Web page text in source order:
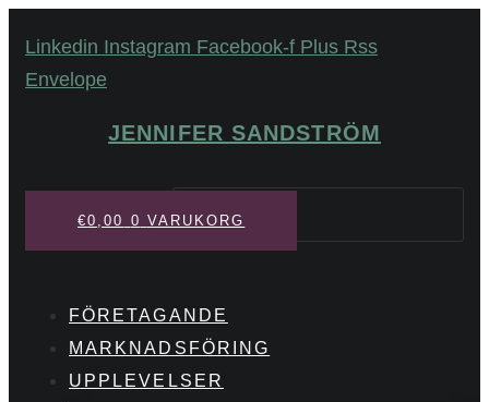
till
innehåll
Linkedin Instagram Facebook-f Plus Rss
Envelope
JENNIFER SANDSTRÖM
Sök
€0,00 0 VARUKORG
FÖRETAGANDE
MARKNADSFÖRING
UPPLEVELSER